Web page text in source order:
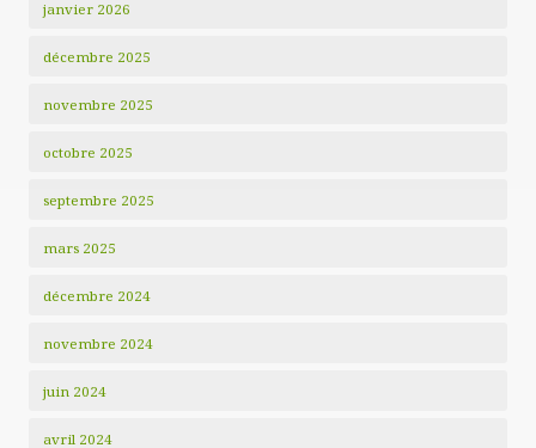
janvier 2026
décembre 2025
novembre 2025
octobre 2025
septembre 2025
mars 2025
décembre 2024
novembre 2024
juin 2024
avril 2024